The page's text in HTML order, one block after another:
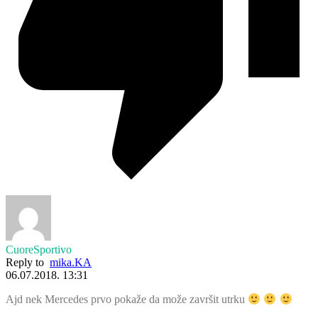
CuoreSportivo
Reply to mika.KA
06.07.2018. 13:31
Ajd nek Mercedes prvo pokaže da može završit utrku